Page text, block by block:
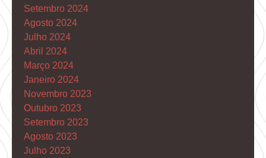
Setembro 2024
Agosto 2024
Julho 2024
Abril 2024
Março 2024
Janeiro 2024
Novembro 2023
Outubro 2023
Setembro 2023
Agosto 2023
Julho 2023